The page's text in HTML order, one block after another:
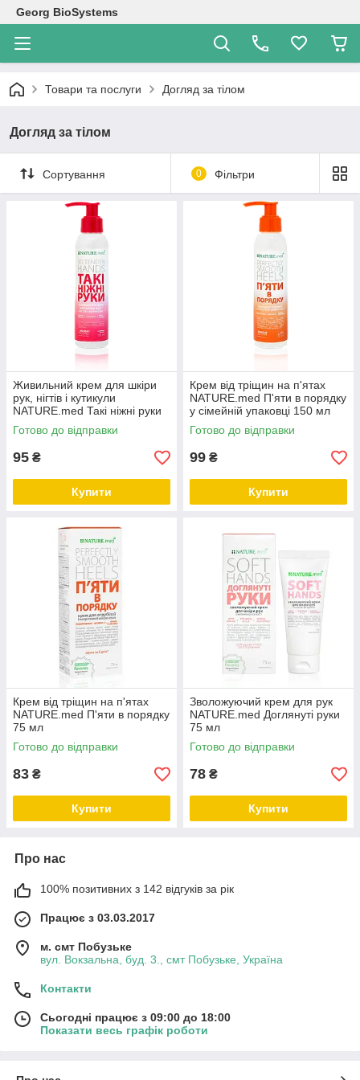
Georg BioSystems
Товари та послуги Догляд за тілом
Догляд за тілом
Сортування 0 Фільтри
Живильний крем для шкіри
рук, нігтів і кутикули
NATURE.med Такі ніжні руки
150 мл
Готово до відправки
95 ₴
Купити
Крем від тріщин на п'ятах
NATURE.med П'яти в порядку
у сімейній упаковці 150 мл
Готово до відправки
99 ₴
Купити
Крем від тріщин на п'ятах
NATURE.med П'яти в порядку
75 мл
Готово до відправки
83 ₴
Купити
Зволожуючий крем для рук
NATURE.med Доглянуті руки
75 мл
Готово до відправки
78 ₴
Купити
Про нас
100% позитивних з 142 відгуків за рік
Працює з 03.03.2017
м. смт Побузьке
вул. Вокзальна, буд. 3., смт Побузьке, Україна
Контакти
Сьогодні працює з 09:00 до 18:00
Показати весь графік роботи